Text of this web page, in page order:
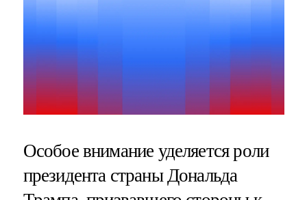
Особое внимание уделяется роли
президента страны Дональда